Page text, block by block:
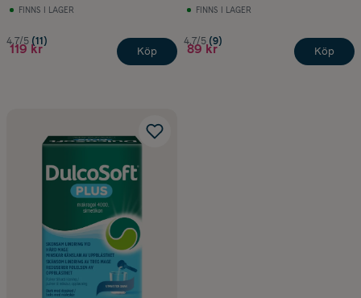
FINNS I LAGER
4.7/5 (11)
119 kr Köp
FINNS I LAGER
4.7/5 (9)
89 kr Köp